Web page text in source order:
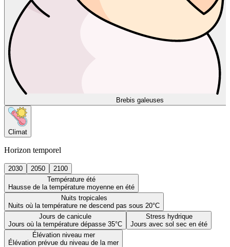
Brebis galeuses
Climat
Horizon temporel
2030 2050
2100
Température été
Hausse de la température moyenne en été
Nuits tropicales
Nuits où la température ne descend pas sous 20°C
Jours de canicule
Jours où la température dépasse 35°C
Stress hydrique
Jours avec sol sec en été
Élévation niveau mer
Élévation prévue du niveau de la mer